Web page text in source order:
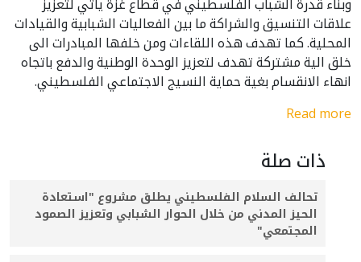
وبناء قدرة الشباب الفلسطيني في قطاع غزة ياتي لتعزيز
علاقات التنسيق والشراكة ما بين الفعاليات الشبابية والقيادات
المحلية. كما تهدف هذه اللقاءات ومن خلفها المبادرات الى
خلق الية مشتركة تهدف لتعزيز الوحدة الوطنية والدفع باتجاه
انهاء الانقسام بغية حماية النسيج الاجتماعي الفلسطيني.
Read more
ذات صلة
تحالف السلام الفلسطيني يطلق مشروع "استعادة
الحيز المدني من خلال الحوار الشبابي وتعزيز الصمود
المجتمعي"